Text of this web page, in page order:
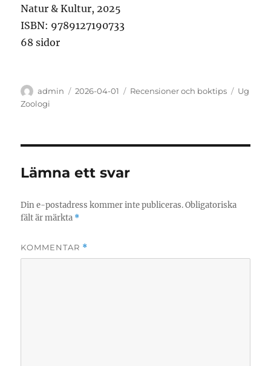
Natur & Kultur, 2025
ISBN: 9789127190733
68 sidor
Författare
admin
Publicerat
2026-04-01 Kategorier
Recensioner och boktips
Ug
Zoologi
Lämna ett svar
Din e-postadress kommer inte publiceras. Obligatoriska
fält är märkta *
KOMMENTAR *